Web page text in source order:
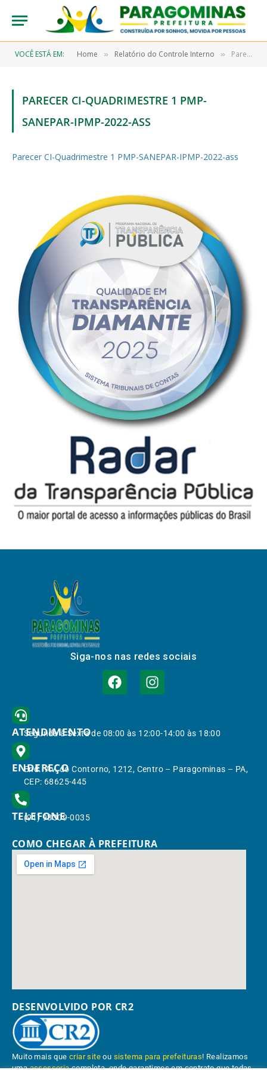
VOCÊ ESTÁ EM: Home » Relatório do Controle Interno » Parecer CI-Quadrimestre 1 PMP-SANEPAR-IPMP-2022-ass
PARECER CI-QUADRIMESTRE 1 PMP-
SANEPAR-IPMP-2022-ASS
Parecer CI-Quadrimestre 1 PMP-SANEPAR-IPMP-2022-ass
Siga-nos nas redes sociais
ATENDIMENTO
Segunda à Sexta de 08:00 às 12:00-14:00 às 18:00
ENDEREÇO
End.: Av. do Contorno, 1212, Centro – Paragominas – PA,
CEP: 68625-445
TELEFONE
(91) 98309-0035
COMO CHEGAR À PREFEITURA
DESENVOLVIDO POR CR2
Muito mais quecriar site ou sistema para prefeituras! Realizamos
umaassessoriacompleta, onde garantimos em contrato que todas